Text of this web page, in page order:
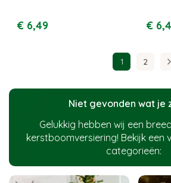
€ 6,49 € 6,
1 2
Niet gevonden wat je
Gelukkig hebben wij een
kerstboomversiering! Bekijk een
categorieën: